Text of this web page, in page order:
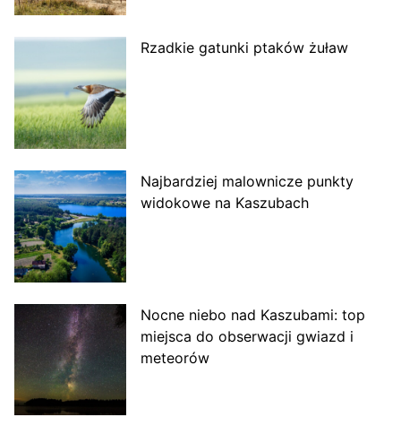
Rzadkie gatunki ptaków żuław
Najbardziej malownicze punkty
widokowe na Kaszubach
Nocne niebo nad Kaszubami: top
miejsca do obserwacji gwiazd i
meteorów